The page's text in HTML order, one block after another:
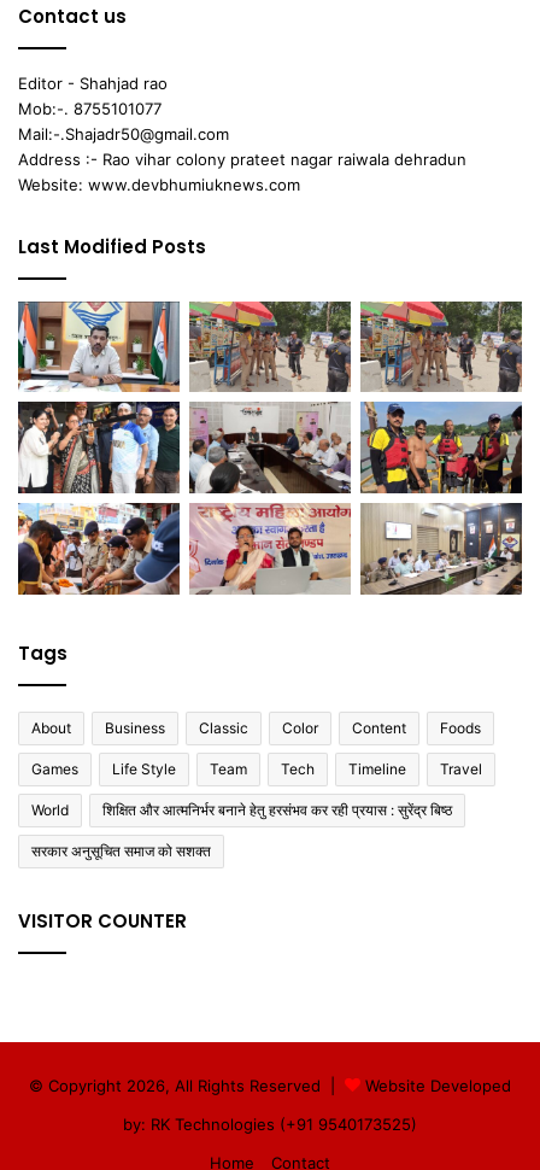
Contact us
Editor - Shahjad rao
Mob:-. 8755101077
Mail:-.Shajadr50@gmail.com
Address :- Rao vihar colony prateet nagar raiwala dehradun
Website: www.devbhumiuknews.com
Last Modified Posts
Tags
About Business Classic Color Content Foods
Games Life Style Team Tech Timeline Travel
World शिक्षित और आत्मनिर्भर बनाने हेतु हरसंभव कर रही प्रयास : सुरेंद्र बिष्ठ
सरकार अनुसूचित समाज को सशक्त
VISITOR COUNTER
© Copyright 2026, All Rights Reserved |
Website Developed
by: RK Technologies (+91 9540173525)
Home
Contact